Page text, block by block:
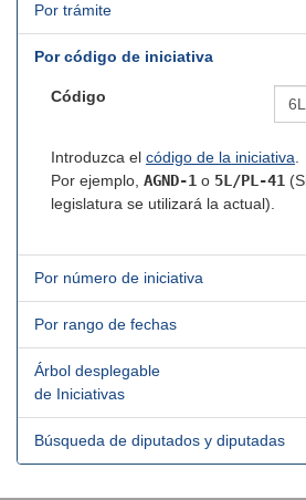
Por trámite
Por código de iniciativa
Código
Introduzca el código de la iniciativa.
Por ejemplo, AGND-1 o 5L/PL-41
legislatura se utilizará la actual).
Por número de iniciativa
Por rango de fechas
Árbol desplegable
de Iniciativas
Búsqueda de diputados y diputadas